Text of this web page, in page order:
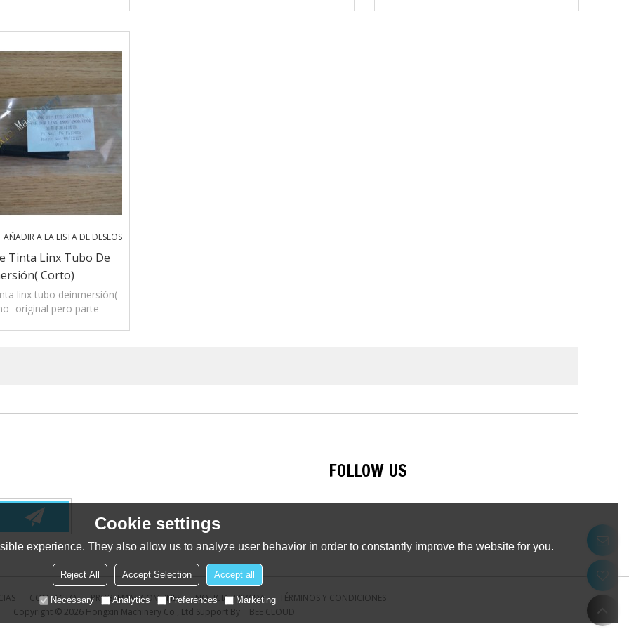
AÑADIR A LA LISTA DE DESEOS
Tinta Linx Tubo De
Corto)
linx tubo deinmersión(
original pero parte
FOLLOW US
CONTACTO PROBLEMAS COMUNES NOTICIA PRIVADA
TÉRMINOS Y CONDICIONES
Copyright © 2026 Hongxin Machinery Co., Ltd Support By BEE CLOUD
Cookie settings
experience. They also allow us to analyze user behavior in order to constantly improve the website for you.
Reject All Accept Selection Accept all
Necessary Analytics Preferences Marketing